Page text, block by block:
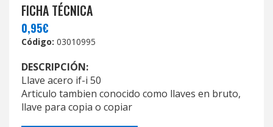
FICHA TÉCNICA
0,95€
Código: 03010995
DESCRIPCIÓN:
Llave acero if-i 50
Articulo tambien conocido como llaves en bruto,
llave para copia o copiar